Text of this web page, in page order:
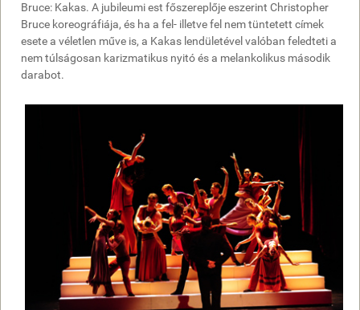
Bruce: Kakas. A jubileumi est főszereplője eszerint Christopher
Bruce koreográfiája, és ha a fel- illetve fel nem tüntetett címek
esete a véletlen műve is, a Kakas lendületével valóban feledteti a
nem túlságosan karizmatikus nyitó és a melankolikus második
darabot.